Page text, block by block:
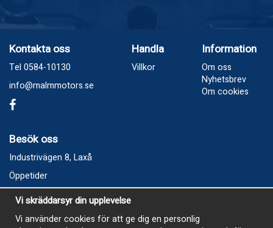
Kontakta oss
Tel 0584-10130
info@malmmotors.se
Handla
Villkor
Information
Om oss
Nyhetsbrev
Om cookies
Besök oss
Industrivägen 8, Laxå
Öppetider
Vecka 32
Måndag kl 9-12, kl 13 - 15
Onsdag kl 9-12, kl 13 - 15
Vi skräddarsyr din upplevelse
Vi använder cookies för att ge dig en personlig